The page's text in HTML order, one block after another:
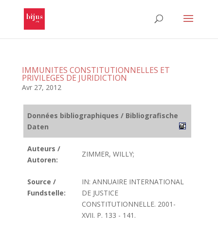
IMMUNITES CONSTITUTIONNELLES ET
PRIVILEGES DE JURIDICTION
Avr 27, 2012
Données bibliographiques / Bibliografische
Daten
Auteurs /
Autoren:
ZIMMER, WILLY;
Source /
Fundstelle:
IN: ANNUAIRE INTERNATIONAL
DE JUSTICE
CONSTITUTIONNELLE. 2001-
XVII. P. 133 - 141.